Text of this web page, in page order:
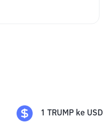
1 TRUMP ke USD